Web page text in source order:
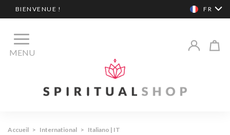
BIENVENUE ! FR
MENU
Accueil > International > Italiano | IT